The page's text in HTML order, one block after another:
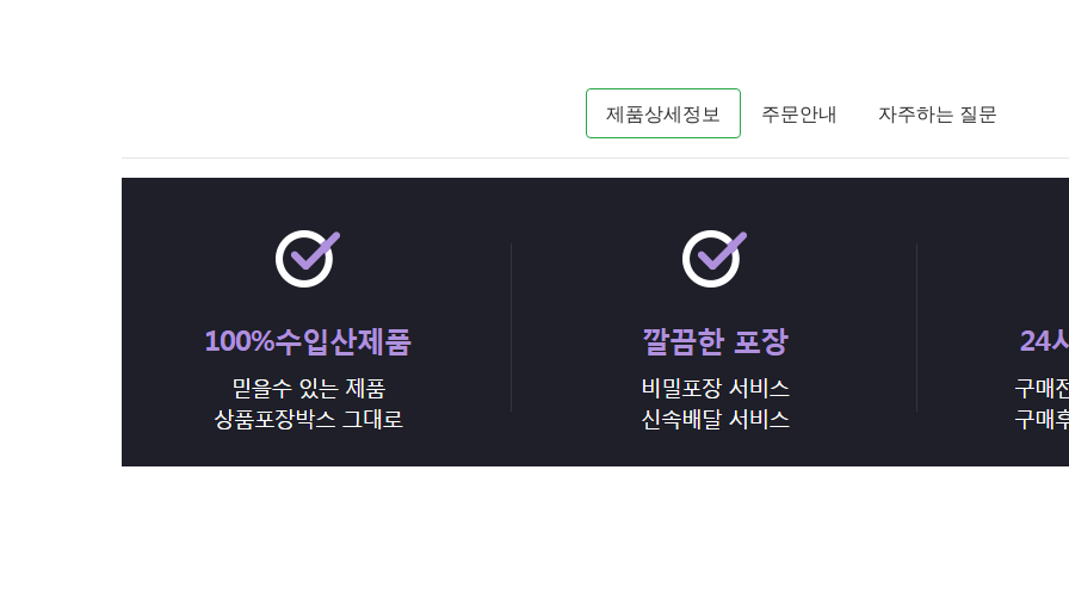
제품상세정보 주문안내 자주하는 질문